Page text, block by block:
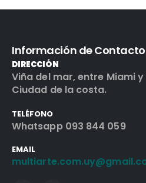
Información de Contacto
DIRECCIÓN
Viña del mar, entre Miami y
Ciudad de la costa.
TELÉFONO
Whatsapp 093 844 059
EMAIL